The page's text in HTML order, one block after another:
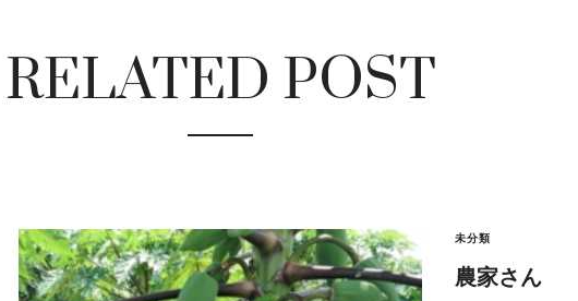
RELATED POST
未分類
農家さん